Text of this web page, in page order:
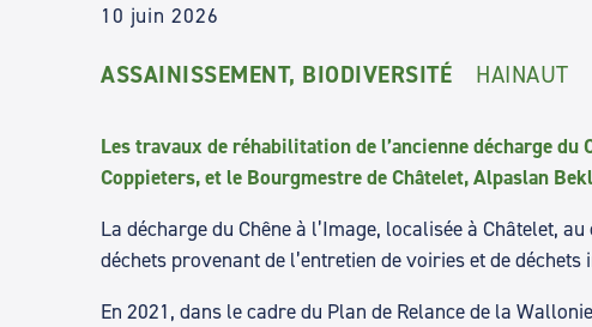
10 juin 2026
ASSAINISSEMENT, BIODIVERSITÉ HAINAUT
Les travaux de réhabilitation de l’ancienne décharge
Coppieters, et le Bourgmestre de Châtelet, Alpaslan
La décharge du Chêne à l’Image, localisée à Châtelet,
déchets provenant de l’entretien de voiries et de
En 2021, dans le cadre du Plan de Relance de la